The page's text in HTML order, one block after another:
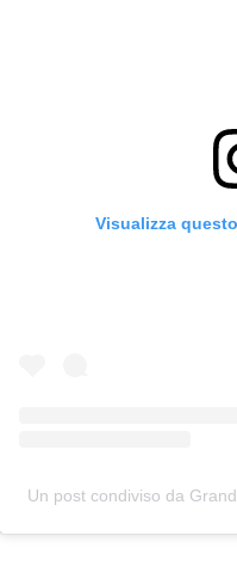
Visualizza
Un post condiviso da